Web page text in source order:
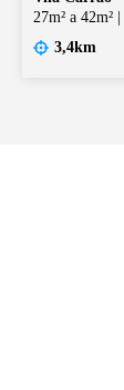
27m² a 42m² |
3,4km